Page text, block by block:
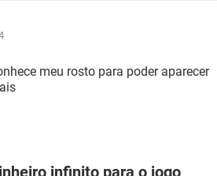
meu rosto para poder aparecer
infinito para o jogo